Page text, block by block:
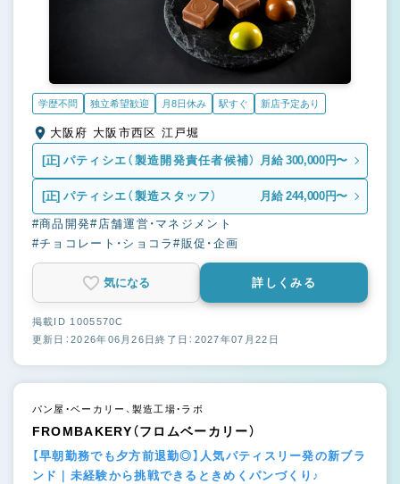
学歴不問 独立希望歓迎 月8日休み 駅すぐ 新店予定あり
大阪府 大阪市西区 江戸堀
[正] パティシエ（製造開発責任者候補） 月給 300,000円〜
[正] パティシエ（製造スタッフ） 月給 244,000円〜
#商品開発#店舗運営・マネジメント
#チョコレート・ショコラ#販促・企画
気になる 詳しくみる
掲載ID 1005570C
更新日：2026年06月26日終了日：2027年07月22日
パン屋・ベーカリー、製造工場・ラボ
FROMBAKERY（フロムベーカリー）
【早朝勤務でも夕方前退勤◎】人気パティスリー発の新ブラ
ンド｜未経験から挑戦できるときめくパンづくり♪